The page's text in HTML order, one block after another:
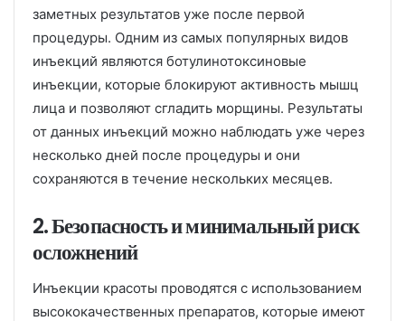
заметных результатов уже после первой
процедуры. Одним из самых популярных видов
инъекций являются ботулинотоксиновые
инъекции, которые блокируют активность мышц
лица и позволяют сгладить морщины. Результаты
от данных инъекций можно наблюдать уже через
несколько дней после процедуры и они
сохраняются в течение нескольких месяцев.
2. Безопасность и минимальный риск
осложнений
Инъекции красоты проводятся с использованием
высококачественных препаратов, которые имеют